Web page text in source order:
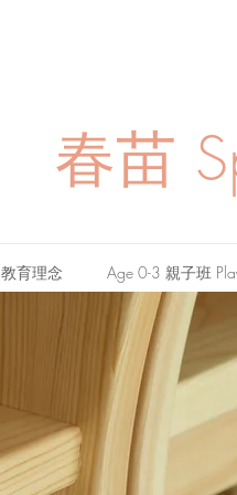
春苗
教育理念 Age 0-3 親子班